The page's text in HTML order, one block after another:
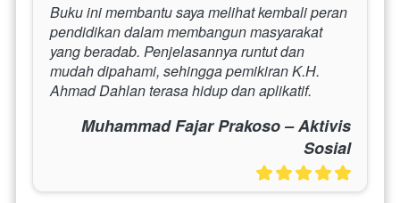
Buku ini membantu saya melihat kembali peran
pendidikan dalam membangun masyarakat
yang beradab. Penjelasannya runtut dan
mudah dipahami, sehingga pemikiran K.H.
Ahmad Dahlan terasa hidup dan aplikatif.
Muhammad Fajar Prakoso – Aktivis
Sosial